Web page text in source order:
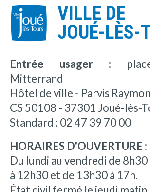
VILLE DE
JOUÉ-LÈS-
Entrée usager :
Mitterrand
Hôtel de ville - Parvis
CS 50108 - 37301 Joué-lès-
Standard : 02 47 39 70 00
HORAIRES D'OUVERTURE :
Du lundi au vendredi de 8h30
à 12h30 et de 13h30 à 17h.